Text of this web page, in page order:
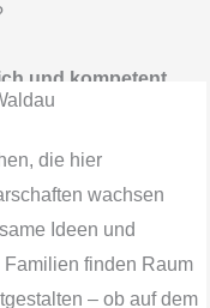
die hier
wachsen
Ideen und
finden Raum
– ob auf dem
und kompetent.
Sie gern.